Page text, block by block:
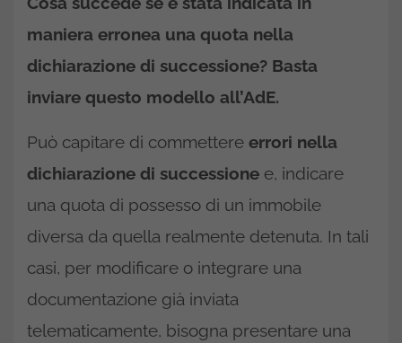
maniera erronea una quota nella
dichiarazione di successione? Basta
inviare questo modello all’AdE.
Può capitare di commettere errori nella
dichiarazione di successione e, indicare
una quota di possesso di un immobile
diversa da quella realmente detenuta. In tali
casi, per modificare o integrare una
documentazione già inviata
telematicamente, bisogna presentare una